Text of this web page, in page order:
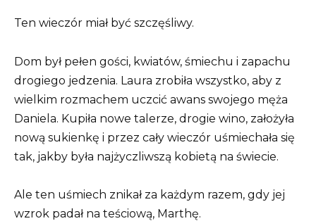
Ten wieczór miał być szczęśliwy.
Dom był pełen gości, kwiatów, śmiechu i zapachu
drogiego jedzenia. Laura zrobiła wszystko, aby z
wielkim rozmachem uczcić awans swojego męża
Daniela. Kupiła nowe talerze, drogie wino, założyła
nową sukienkę i przez cały wieczór uśmiechała się
tak, jakby była najżyczliwszą kobietą na świecie.
Ale ten uśmiech znikał za każdym razem, gdy jej
wzrok padał na teściową, Marthę.